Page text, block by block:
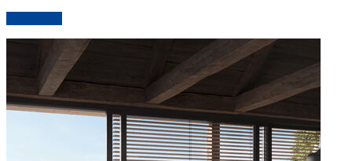
Individueller
Sanierungsfahrplan